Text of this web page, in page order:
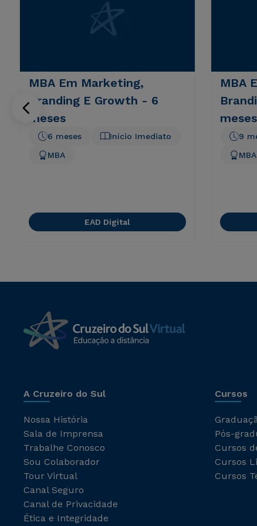
MBA Em Marketing,
Branding E Growth - 6
meses
Início Imediato
6 meses
MBA
EAD Digital
MBA
meses
9
MBA
A Cruzeiro do Sul
Nossa História
Sala de Imprensa
Trabalhe Conosco
Sou Colaborador
Tour Virtual
Canal Seguro
Canal de Privacidade
Ética e Integridade
Cursos
Pós-
Cursos
Cursos
Cursos